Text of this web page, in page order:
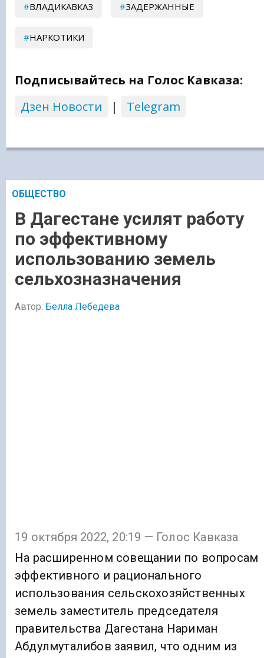
ВЛАДИКАВКАЗ ЗАДЕРЖАННЫЕ
НАРКОТИКИ
Подписывайтесь на Голос Кавказа:
Дзен Новости
| Telegram
ОБЩЕСТВО
В Дагестане усилят работу
по эффективному
использованию земель
сельхозназначения
Автор: Белла Лебедева
19 октября 2022, 20:19 — Голос Кавказа
На расширенном совещании по вопросам
эффективного и рационального
использования сельскохозяйственных
земель заместитель председателя
правительства Дагестана Нариман
Абдулмуталибов заявил, что одним из